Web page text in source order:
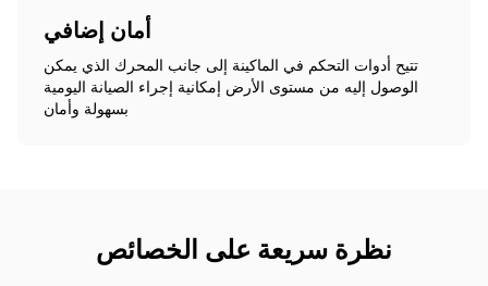
أمان إضافي
تتيح أدوات التحكم في الماكينة إلى جانب المحرك الذي يمكن
الوصول إليه من مستوى الأرض إمكانية إجراء الصيانة اليومية
بسهولة وأمان
نظرة سريعة على الخصائص